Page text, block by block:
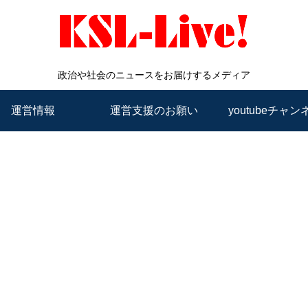
政治や社会のニュースをお届けするメディア
運営情報 運営支援のお願い youtubeチャン